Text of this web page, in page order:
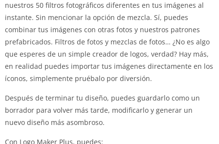
nuestros 50 filtros fotográficos diferentes en tus imágenes al
instante. Sin mencionar la opción de mezcla. Sí, puedes
combinar tus imágenes con otras fotos y nuestros patrones
prefabricados. Filtros de fotos y mezclas de fotos… ¿No es algo
que esperes de un simple creador de logos, verdad? Hay más,
en realidad puedes importar tus imágenes directamente en los
íconos, simplemente pruébalo por diversión.
Después de terminar tu diseño, puedes guardarlo como un
borrador para volver más tarde, modificarlo y generar un
nuevo diseño más asombroso.
Con Logo Maker Plus, puedes: